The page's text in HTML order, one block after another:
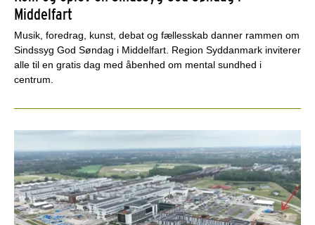
Middelfart
Musik, foredrag, kunst, debat og fællesskab danner rammen om
Sindssyg God Søndag i Middelfart. Region Syddanmark inviterer
alle til en gratis dag med åbenhed om mental sundhed i
centrum.